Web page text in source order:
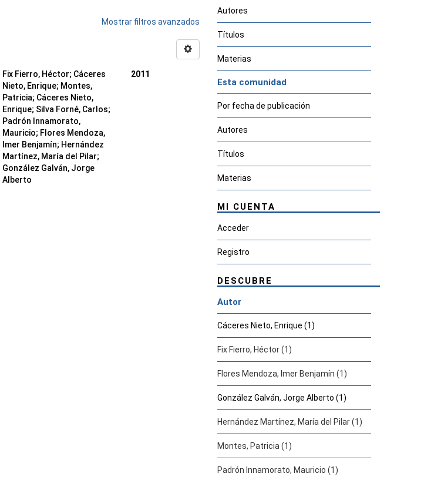
Mostrar filtros avanzados
Fix Fierro, Héctor; Cáceres
Nieto, Enrique; Montes,
Patricia; Cáceres Nieto,
Enrique; Silva Forné, Carlos;
Padrón Innamorato,
Mauricio; Flores Mendoza,
Imer Benjamín; Hernández
Martínez, María del Pilar;
González Galván, Jorge
Alberto
2011
Autores
Títulos
Materias
Esta comunidad
Por fecha de publicación
Autores
Títulos
Materias
MI CUENTA
Acceder
Registro
DESCUBRE
Autor
Cáceres Nieto, Enrique (1)
Fix Fierro, Héctor (1)
Flores Mendoza, Imer Benjamín (1)
González Galván, Jorge Alberto (1)
Hernández Martínez, María del Pilar (1)
Montes, Patricia (1)
Padrón Innamorato, Mauricio (1)